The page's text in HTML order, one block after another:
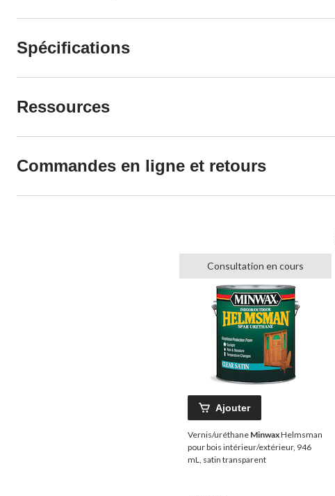
Spécifications
Ressources
Commandes en ligne et retours
Consultation en cours
Ajouter
Vernis/uréthane MinwaxHelmsman
pour bois intérieur/extérieur, 946
mL, satin transparent